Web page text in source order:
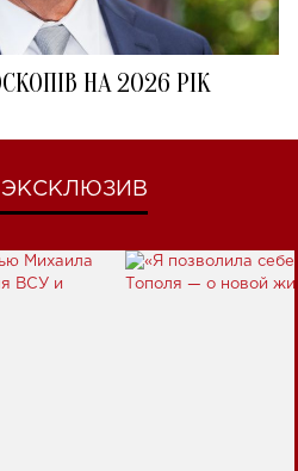
НА 2026 РІК
ЭКСКЛЮЗИВ